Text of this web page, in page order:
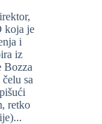
koja je
i
iz
Bozza
sa
retko